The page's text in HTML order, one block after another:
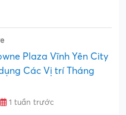
Plaza Vĩnh Yên City
Các Vị trí Tháng
1 tuần trước